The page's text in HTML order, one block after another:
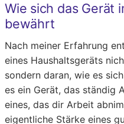
Wie sich das Gerät
bewährt
Nach meiner Erfahrung
eines Haushaltsgeräts
sondern daran, wie es
es ein Gerät, das ständig
eines, das dir Arbeit
eigentliche Stärke eines